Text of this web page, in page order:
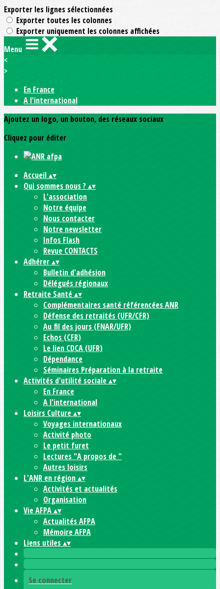
Exporter les lignes sélectionnées
Exporter toutes les colonnes
Exporter uniquement les colonnes affichées
Menu
<
>
En France
A l'international
Ajoutez un logo, un bouton, des réseaux sociaux
Cliquez pour éditer
Accueil▴▾
Qui sommes nous ? ▴▾
L'association
Notre équipe
Nous contacter
Notre newsletter
Infos Flash
Revue CONTACTS
Adhérer▴▾
Bulletin d'adhésion
Délégués régionaux
Retraite Santé▴▾
Complémentaires santé référencées ANR
Défense des retraités (UFR/CFR)
Au fil des jours (FNAR/UFR)
Echos (CFR)
Le lien CDCA (UFR)
Dépendance
Séminaires Préparation à la retraite
Activités d'utilité sociale▴▾
En France
A l'international
Loisirs Culture▴▾
Voyages internationaux
Activité photo
Le petit furet
Lectures "A propos de "
Autres loisirs
L'ANR en région▴▾
Activités et actualités
Organisation
Vie AFPA▴▾
Actualités AFPA
Mémoire AFPA
Liens utiles ▴▾
Se connecter